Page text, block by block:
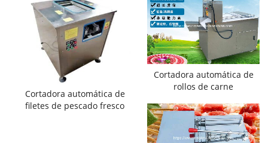
Cortadora automática de
filetes de pescado fresco
Cortadora automática de
rollos de carne